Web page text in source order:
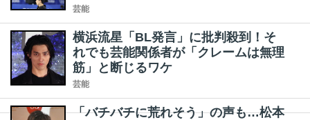
芸能
横浜流星「BL発言」に批判殺到！そ
れでも芸能関係者が「クレームは無理
筋」と断じるワケ
芸能
「バチバチに荒れそう」の声も…松本